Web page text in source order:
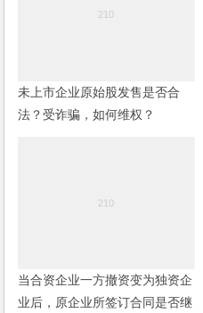
未上市企业原始股发售是否合
法？受诈骗，如何维权？
当合资企业一方撤资变为独资企
业后，原企业所签订合同是否继